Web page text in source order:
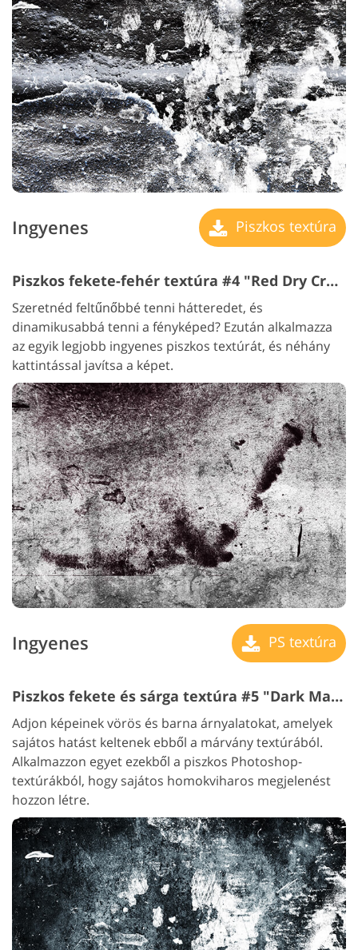
Ingyenes Piszkos textúra
Piszkos fekete-fehér textúra #4 "Red Dry Cracked"
Szeretnéd feltűnőbbé tenni hátteredet, és
dinamikusabbá tenni a fényképed? Ezután alkalmazza
az egyik legjobb ingyenes piszkos textúrát, és néhány
kattintással javítsa a képet.
Ingyenes PS textúra
Piszkos fekete és sárga textúra #5 "Dark Marble"
Adjon képeinek vörös és barna árnyalatokat, amelyek
sajátos hatást keltenek ebből a márvány textúrából.
Alkalmazzon egyet ezekből a piszkos Photoshop-
textúrákból, hogy sajátos homokviharos megjelenést
hozzon létre.